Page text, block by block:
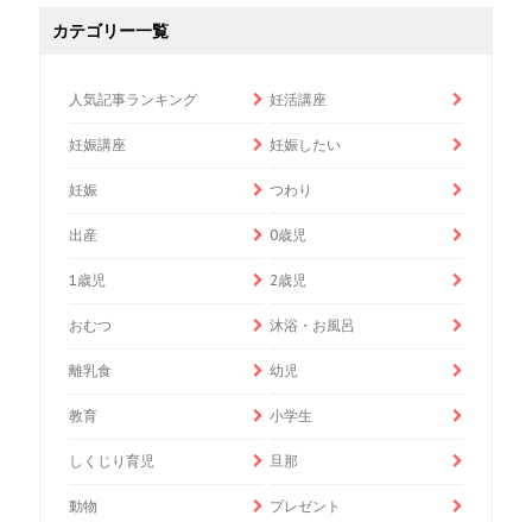
カテゴリー一覧
人気記事ランキング 妊活講座
妊娠講座 妊娠したい
妊娠 つわり
出産 0歳児
1歳児 2歳児
おむつ 沐浴・お風呂
離乳食 幼児
教育 小学生
しくじり育児 旦那
動物 プレゼント